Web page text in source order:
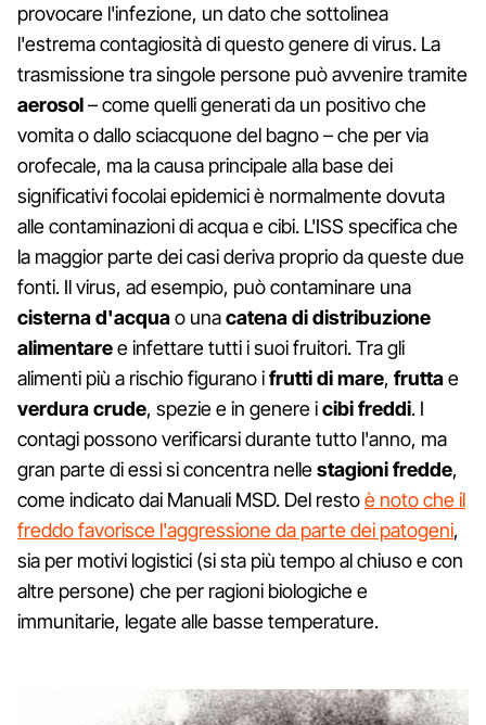
provocare l'infezione, un dato che sottolinea
l'estrema contagiosità di questo genere di virus. La
trasmissione tra singole persone può avvenire tramite
aerosol– come quelli generati da un positivo che
vomita o dallo sciacquone del bagno – che per via
orofecale, ma la causa principale alla base dei
significativi focolai epidemici è normalmente dovuta
alle contaminazioni di acqua e cibi. L'ISS specifica che
la maggior parte dei casi deriva proprio da queste due
fonti. Il virus, ad esempio, può contaminare una
cisterna d'acquao unacatena di distribuzione
alimentaree infettare tutti i suoi fruitori. Tra gli
alimenti più a rischio figurano ifrutti di mare, fruttae
verdura crude, spezie e in genere icibi freddi. I
contagi possono verificarsi durante tutto l'anno, ma
gran parte di essi si concentra nellestagioni fredde,
come indicato dai Manuali MSD. Del restoè noto che il
freddo favorisce l'aggressione da parte dei patogeni,
sia per motivi logistici (si sta più tempo al chiuso e con
altre persone) che per ragioni biologiche e
immunitarie, legate alle basse temperature.